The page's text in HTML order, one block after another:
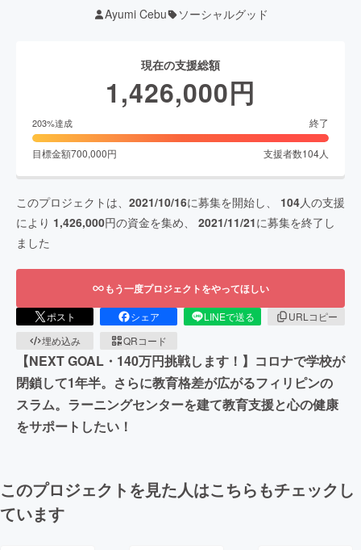
Ayumi Cebu ソーシャルグッド
現在の支援総額
1,426,000円
203%達成 終了
目標金額700,000円 支援者数104人
このプロジェクトは、 2021/10/16に募集を開始し、 104人の支援
により 1,426,000円の資金を集め、 2021/11/21に募集を終了し
ました
もう一度プロジェクトをやってほしい
ポスト シェア LINEで送る
URLコピー
埋め込み
QRコード
【NEXT GOAL・140万円挑戦します！】コロナで学校が
閉鎖して1年半。さらに教育格差が広がるフィリピンの
スラム。ラーニングセンターを建て教育支援と心の健康
をサポートしたい！
このプロジェクトを見た人はこちらもチェックし
ています